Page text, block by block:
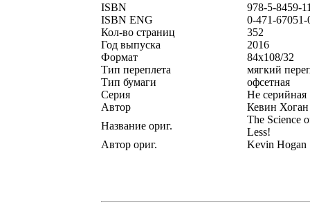
ISBN
978-5-8459-
ISBN ENG
0-471-67051-
Кол-во страниц
352
Год выпуска
2016
Формат
84x108/32
Тип переплета
мягкий
Тип бумаги
офсетная
Серия
Не серийная
Автор
Кевин Хоган
Название ориг.
The Science
Less!
Автор ориг.
Kevin Hogan